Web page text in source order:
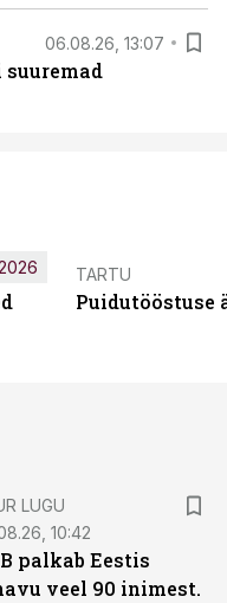
06.08.26, 13:07
suuremad
TARTU
Puidutööstuse
LUGU
10:42
palkab Eestis
veel 90 inimest.